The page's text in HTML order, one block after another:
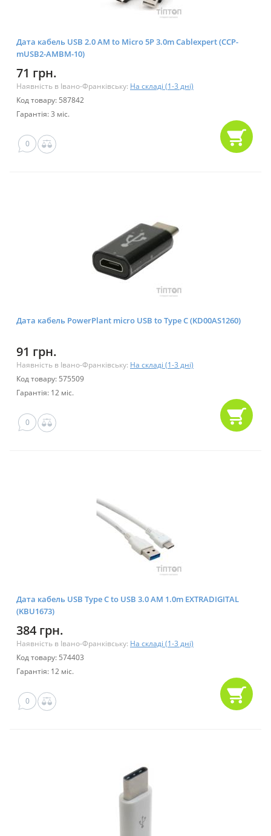
Дата кабель USB 2.0 AM to Micro 5P 3.0m Cablexpert (CCP-
mUSB2-AMBM-10)
71 грн.
Наявність в Івано-Франківську: На складі (1-3 дні)
Код товару: 587842
Гарантія: 3 міс.
0
Дата кабель PowerPlant micro USB to Type C (KD00AS1260)
91 грн.
Наявність в Івано-Франківську: На складі (1-3 дні)
Код товару: 575509
Гарантія: 12 міс.
0
Дата кабель USB Type C to USB 3.0 AM 1.0m EXTRADIGITAL
(KBU1673)
384 грн.
Наявність в Івано-Франківську: На складі (1-3 дні)
Код товару: 574403
Гарантія: 12 міс.
0